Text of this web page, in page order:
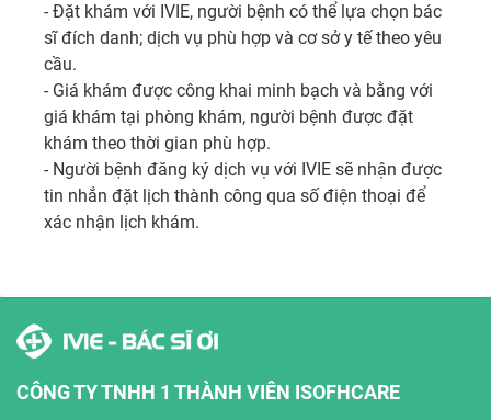
- Đặt khám với IVIE, người bệnh có thể lựa chọn bác
sĩ đích danh; dịch vụ phù hợp và cơ sở y tế theo yêu
cầu.
- Giá khám được công khai minh bạch và bằng với
giá khám tại phòng khám, người bệnh được đặt
khám theo thời gian phù hợp.
- Người bệnh đăng ký dịch vụ với IVIE sẽ nhận được
tin nhắn đặt lịch thành công qua số điện thoại để
xác nhận lịch khám.
CÔNG TY TNHH 1 THÀNH VIÊN ISOFHCARE